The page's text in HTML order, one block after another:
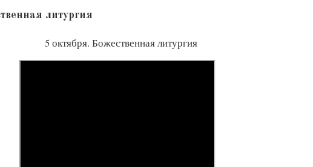
литургия
5 октября. Божественная литургия